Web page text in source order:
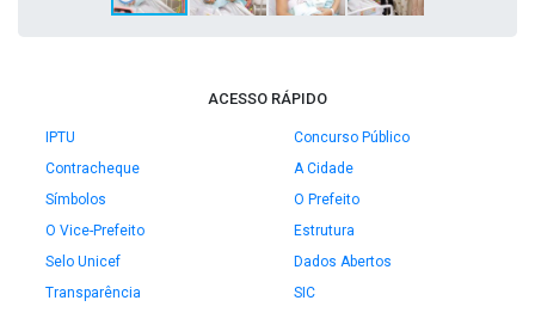
ACESSO RÁPIDO
IPTU
Concurso Público
Contracheque
A Cidade
Símbolos
O Prefeito
O Vice-Prefeito
Estrutura
Selo Unicef
Dados Abertos
Transparência
SIC